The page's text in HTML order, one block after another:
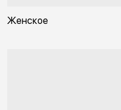
Женское